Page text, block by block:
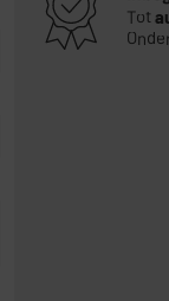
Tot